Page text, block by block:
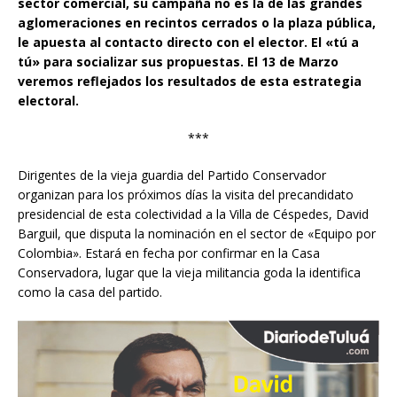
sector comercial, su campaña no es la de las grandes
aglomeraciones en recintos cerrados o la plaza pública,
le apuesta al contacto directo con el elector. El «tú a
tú» para socializar sus propuestas. El 13 de Marzo
veremos reflejados los resultados de esta estrategia
electoral.
***
Dirigentes de la vieja guardia del Partido Conservador
organizan para los próximos días la visita del precandidato
presidencial de esta colectividad a la Villa de Céspedes, David
Barguil, que disputa la nominación en el sector de «Equipo por
Colombia». Estará en fecha por confirmar en la Casa
Conservadora, lugar que la vieja militancia goda la identifica
como la casa del partido.